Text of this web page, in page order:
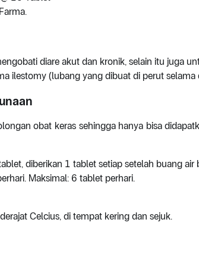
diare akut dan kronik, selain itu juga
ilestomy (lubang yang dibuat di perut selama
obat keras sehingga hanya bisa
diberikan 1 tablet setiap setelah buang air
Maksimal: 6 tablet perhari.
Celcius, di tempat kering dan sejuk.